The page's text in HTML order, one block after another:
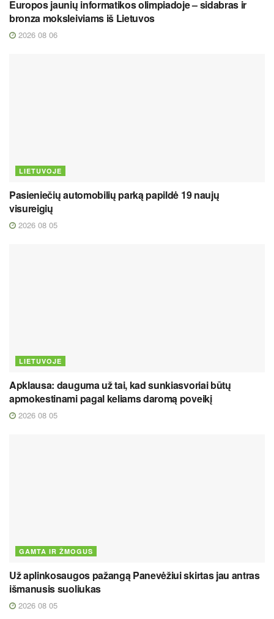
Europos jaunių informatikos olimpiadoje – sidabras ir
bronza moksleiviams iš Lietuvos
2026 08 06
LIETUVOJE
Pasieniečių automobilių parką papildė 19 naujų
visureigių
2026 08 05
LIETUVOJE
Apklausa: dauguma už tai, kad sunkiasvoriai būtų
apmokestinami pagal keliams daromą poveikį
2026 08 05
GAMTA IR ŽMOGUS
Už aplinkosaugos pažangą Panevėžiui skirtas jau antras
išmanusis suoliukas
2026 08 05